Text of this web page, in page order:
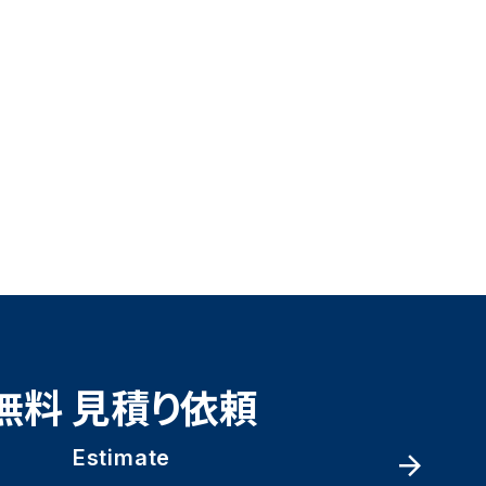
料 見積り依頼
Estimate